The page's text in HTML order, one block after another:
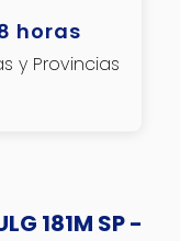
horas
y Provincias
181M SP -